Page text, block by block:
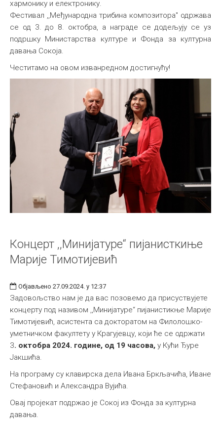
хармонику и електронику.
Фестивал ,,Међународна трибина композитора" одржава
се од 3. до 8. октобра, а награде се додељују се уз
подршку Министарства културе и Фонда за културна
давања Сокоја.
Честитамо на овом изванредном достигнућу!
Концерт ,,Минијатуре“ пијанисткиње
Марије Тимотијевић
Објављено 27.09.2024. у 12:37
Задовољство нам је да вас позовемо да присуствујете
концерту под називом ,,Минијатуре“ пијанистикње Марије
Тимотијевић, асистента са докторатом на Филолошко-
уметничком факултету у Крагујевцу, који ће се одржати
3. октобра 2024. године, од 19 часова, у Кући Ђуре
Јакшића.
На програму су клавирска дела Ивана Бркљачића, Иване
Стефановић и Александра Вујића.
Овај пројекат подржао је Сокој из Фонда за културна
давања.